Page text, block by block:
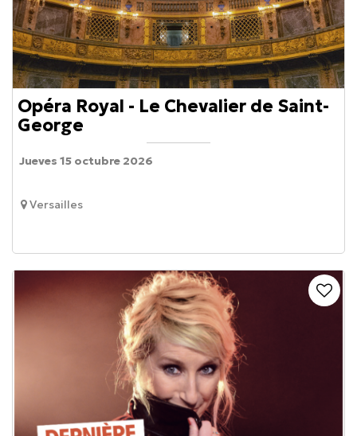
Opéra Royal - Le Chevalier de Saint-
George
Versailles
Jueves 15 octubre 2026